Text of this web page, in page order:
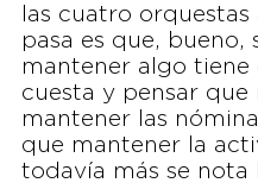
las cuatro
pasa es que, bueno,
mantener algo tiene
cuesta y pensar que
mantener las
que mantener la
todavía más se nota